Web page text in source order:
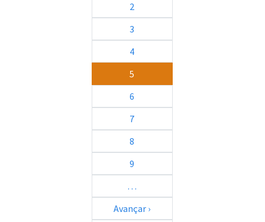
2
3
4
5
6
7
8
9
…
Avançar ›Próxima página